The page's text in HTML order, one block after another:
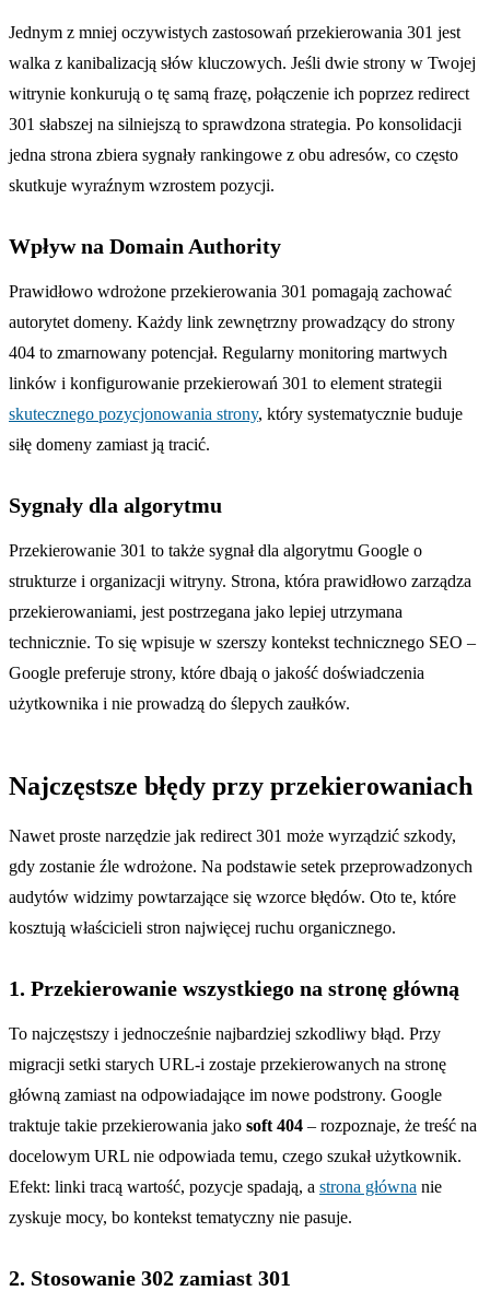
Jednym z mniej oczywistych zastosowań przekierowania 301 jest
walka z kanibalizacją słów kluczowych. Jeśli dwie strony w Twojej
witrynie konkurują o tę samą frazę, połączenie ich poprzez redirect
301 słabszej na silniejszą to sprawdzona strategia. Po konsolidacji
jedna strona zbiera sygnały rankingowe z obu adresów, co często
skutkuje wyraźnym wzrostem pozycji.
Wpływ na Domain Authority
Prawidłowo wdrożone przekierowania 301 pomagają zachować
autorytet domeny. Każdy link zewnętrzny prowadzący do strony
404 to zmarnowany potencjał. Regularny monitoring martwych
linków i konfigurowanie przekierowań 301 to element strategii
skutecznego pozycjonowania strony, który systematycznie buduje
siłę domeny zamiast ją tracić.
Sygnały dla algorytmu
Przekierowanie 301 to także sygnał dla algorytmu Google o
strukturze i organizacji witryny. Strona, która prawidłowo zarządza
przekierowaniami, jest postrzegana jako lepiej utrzymana
technicznie. To się wpisuje w szerszy kontekst technicznego SEO –
Google preferuje strony, które dbają o jakość doświadczenia
użytkownika i nie prowadzą do ślepych zaułków.
Najczęstsze błędy przy przekierowaniach
Nawet proste narzędzie jak redirect 301 może wyrządzić szkody,
gdy zostanie źle wdrożone. Na podstawie setek przeprowadzonych
audytów widzimy powtarzające się wzorce błędów. Oto te, które
kosztują właścicieli stron najwięcej ruchu organicznego.
1. Przekierowanie wszystkiego na stronę główną
To najczęstszy i jednocześnie najbardziej szkodliwy błąd. Przy
migracji setki starych URL-i zostaje przekierowanych na stronę
główną zamiast na odpowiadające im nowe podstrony. Google
traktuje takie przekierowania jako soft 404 – rozpoznaje, że treść na
docelowym URL nie odpowiada temu, czego szukał użytkownik.
Efekt: linki tracą wartość, pozycje spadają, a strona główna nie
zyskuje mocy, bo kontekst tematyczny nie pasuje.
2. Stosowanie 302 zamiast 301